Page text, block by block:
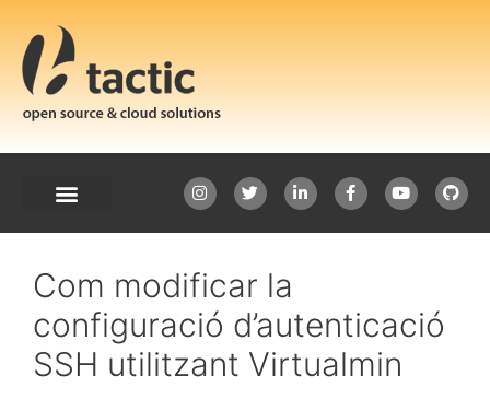
Com modificar la
configuració d’autenticació
SSH utilitzant Virtualmin